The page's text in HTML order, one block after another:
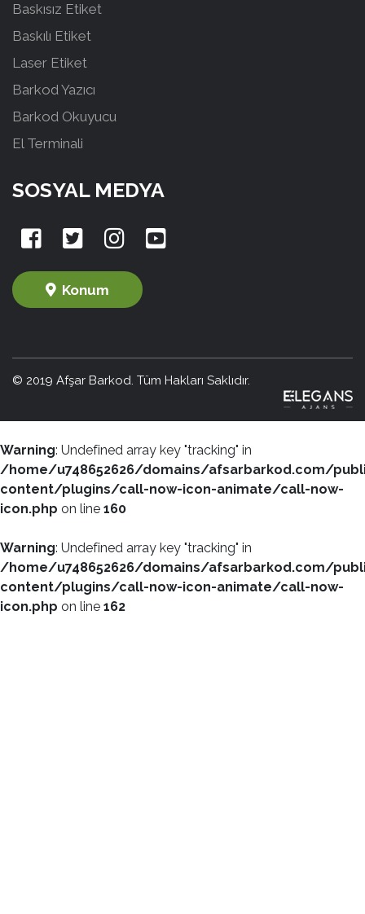
Baskısız Etiket
Baskılı Etiket
Laser Etiket
Barkod Yazıcı
Barkod Okuyucu
El Terminali
SOSYAL MEDYA
Konum
© 2019 Afşar Barkod. Tüm Hakları Saklıdır.
Warning: Undefined array key "tracking" in
/home/u748652626/domains/afsarbarkod.com/
content/plugins/call-now-icon-animate/call-now-
icon.php on line 160
Warning: Undefined array key "tracking" in
/home/u748652626/domains/afsarbarkod.com/
content/plugins/call-now-icon-animate/call-now-
icon.php on line 162